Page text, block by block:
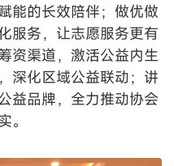
能的长效陪伴；做优做
服务，让志愿服务更有
资渠道，激活公益内生
深化区域公益联动；讲
益品牌，全力推动协会
。